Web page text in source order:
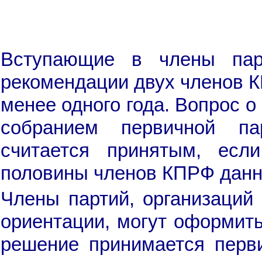
Вступающие в члены
рекомендации двух
менее одного года. Вопрос
собранием первичной
считается принятым,
половины членов КПРФ
Члены партий,
ориентации, могут
решение принимается